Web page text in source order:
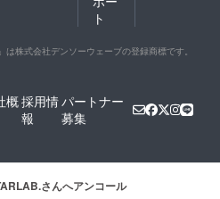
ト
は株式会社デンソーウェーブの登録商標です。
概採用情
報
パートナー
募集
さんへアンコール